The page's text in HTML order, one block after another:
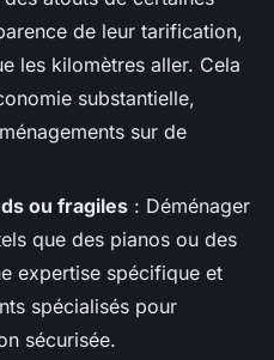
de leur tarification,
les kilomètres aller. Cela
substantielle,
sur de
ou fragiles : Déménager
que des pianos ou des
expertise spécifique et
spécialisés pour
sécurisée.